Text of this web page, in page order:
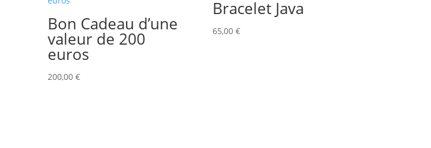
Bon Cadeau d’une
valeur de 200
euros
200,00 €
Bracelet Java
65,00 €